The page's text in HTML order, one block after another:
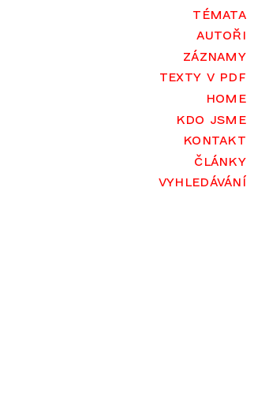
témata
autoři
záznamy
texty v pdf
home
kdo jsme
kontakt
články
vyhledávání